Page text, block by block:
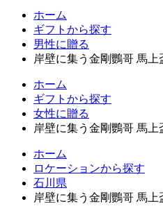
ホーム
ギフトから探す
男性に贈る
岸壁に集う金剛鸚哥 馬上
ホーム
ギフトから探す
女性に贈る
岸壁に集う金剛鸚哥 馬上
ホーム
ロケーションから探す
石川県
岸壁に集う金剛鸚哥 馬上